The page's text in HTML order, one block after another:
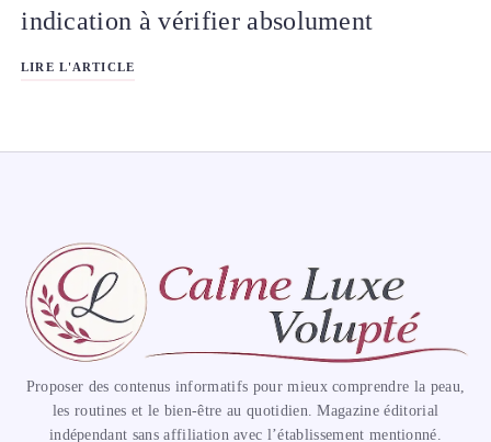
indication à vérifier absolument
LIRE L'ARTICLE
Proposer des contenus informatifs pour mieux comprendre la peau,
les routines et le bien-être au quotidien. Magazine éditorial
indépendant sans affiliation avec l’établissement mentionné.